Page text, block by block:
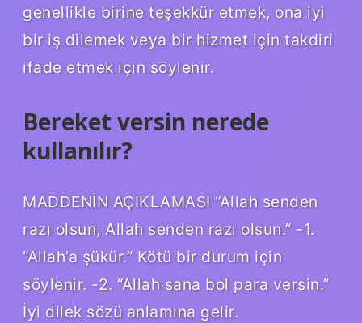
genellikle birine teşekkür etmek, ona iyi
bir iş dilemek veya bir hizmet için takdiri
ifade etmek için söylenir.
Bereket versin nerede
kullanılır?
MADDENİN AÇIKLAMASI “Allah senden
razı olsun, Allah senden razı olsun.” -1.
“Allah’a şükür.” Kötü bir durum için
söylenir. -2. “Allah sana bol para versin.”
İyi dilek sözü anlamına gelir.